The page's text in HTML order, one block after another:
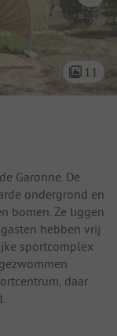
11
Garonne. De
ondergrond en
bomen. Ze liggen
hebben vrij
sportcomplex
daar